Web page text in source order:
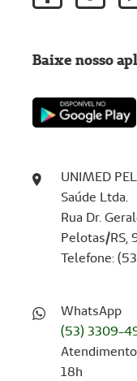
UNIMED
Saúde Ltda.
Rua Dr.
Pelotas/RS,
Telefone:
WhatsApp
(53) 3309-
18h
Baixe nosso